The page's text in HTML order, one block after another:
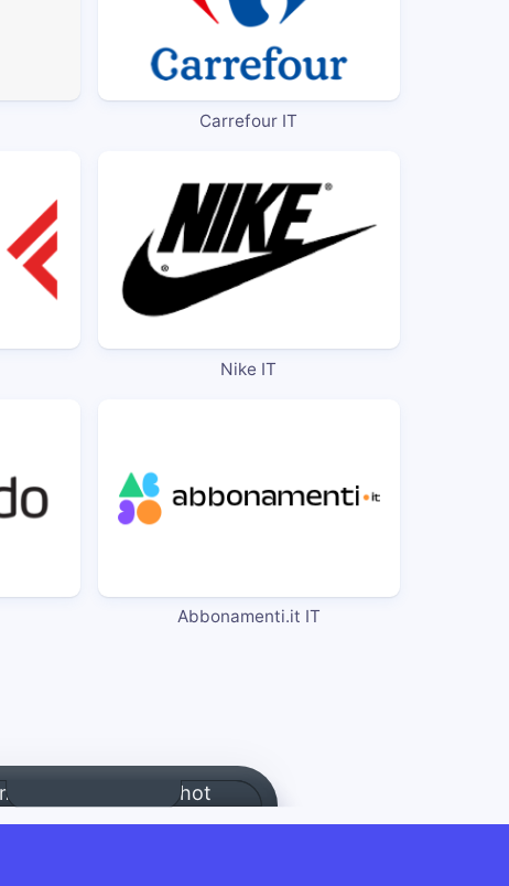
Carrefour IT
Nike IT
Abbonamenti.it IT